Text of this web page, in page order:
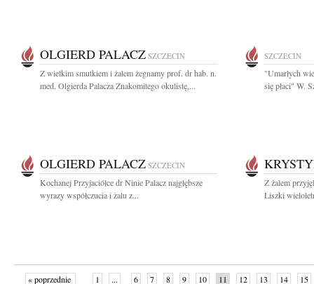
OLGIERD PALACZ SZCZECIN
Z wielkim smutkiem i żalem żegnamy prof. dr hab. n.
med. Olgierda Palacza Znakomitego okulistę,...
SZCZECIN
"Umarłych
się płaci" W.
OLGIERD PALACZ SZCZECIN
Kochanej Przyjaciółce dr Ninie Palacz najgłębsze
wyrazy współczucia i żalu z...
Z żalem
Liszki
« poprzednie 1 ... 6 7 8 9 10 11 12 13 14 15